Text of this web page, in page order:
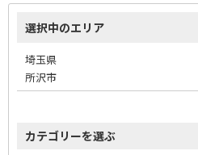
選択中のエリア
埼玉県
所沢市
カテゴリーを選ぶ